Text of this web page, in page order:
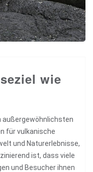
wie
außergewöhnlichsten
für vulkanische
und Naturerlebnisse,
ist, dass viele
und Besucher ihnen